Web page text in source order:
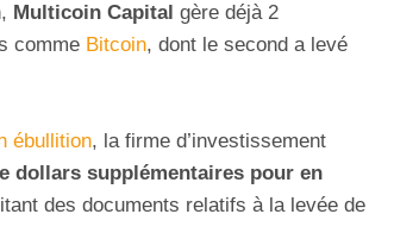
Multicoin Capital gère déjà 2
comme Bitcoin, dont le second a levé
ébullition, la firme d’investissement
dollars supplémentaires pour en
des documents relatifs à la levée de